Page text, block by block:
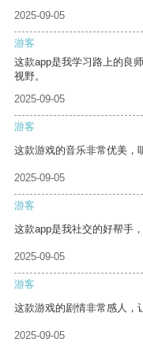
2025-09-05
游客
这款app是我学习路上的良
视野。
2025-09-05
游客
这款游戏的音乐非常优美，
2025-09-05
游客
这款app是我社交的好帮手
2025-09-05
游客
这款游戏的剧情非常感人，
2025-09-05